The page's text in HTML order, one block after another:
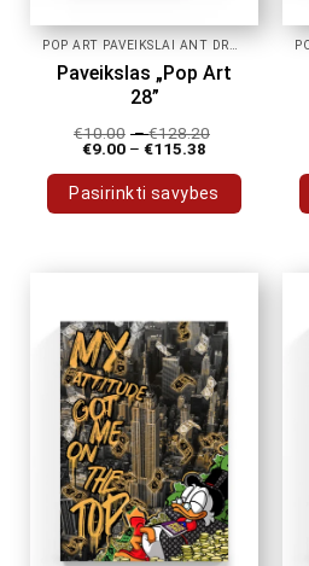
Paveikslas „Pop Art
28”
€10.00 –€128.20
€9.00 – €115.38
Pasirinkti savybes
variants.
The
options
may
be
chosen
on
the
product
page